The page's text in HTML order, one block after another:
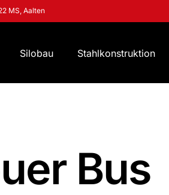
MS, Aalten
Silobau Stahlkonstruktion
Bus